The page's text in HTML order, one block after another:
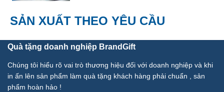
SẢN XUẤT THEO YÊU CẦU
Quà tặng doanh nghiệp BrandGift
Chúng tôi hiểu rõ vai trò thương hiệu đối với doanh nghiệp và khi
in ấn lên sản phẩm làm quà tặng khách hàng phải chuẩn , sản
phẩm hoàn hảo !